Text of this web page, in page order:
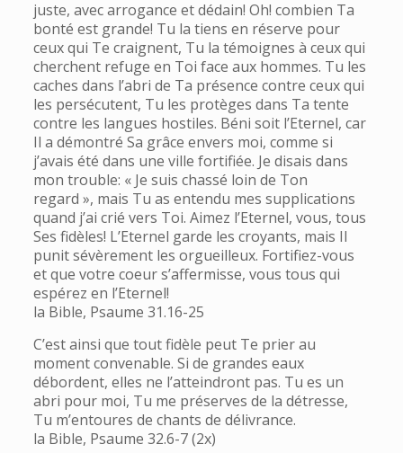
juste, avec arrogance et dédain! Oh! combien Ta
bonté est grande! Tu la tiens en réserve pour
ceux qui Te craignent, Tu la témoignes à ceux qui
cherchent refuge en Toi face aux hommes. Tu les
caches dans l’abri de Ta présence contre ceux qui
les persécutent, Tu les protèges dans Ta tente
contre les langues hostiles. Béni soit l’Eternel, car
Il a démontré Sa grâce envers moi, comme si
j’avais été dans une ville fortifiée. Je disais dans
mon trouble: « Je suis chassé loin de Ton
regard », mais Tu as entendu mes supplications
quand j’ai crié vers Toi. Aimez l’Eternel, vous, tous
Ses fidèles! L’Eternel garde les croyants, mais Il
punit sévèrement les orgueilleux. Fortifiez-vous
et que votre coeur s’affermisse, vous tous qui
espérez en l’Eternel!
la Bible, Psaume 31.16-25
C’est ainsi que tout fidèle peut Te prier au
moment convenable. Si de grandes eaux
débordent, elles ne l’atteindront pas. Tu es un
abri pour moi, Tu me préserves de la détresse,
Tu m’entoures de chants de délivrance.
la Bible, Psaume 32.6-7 (2x)